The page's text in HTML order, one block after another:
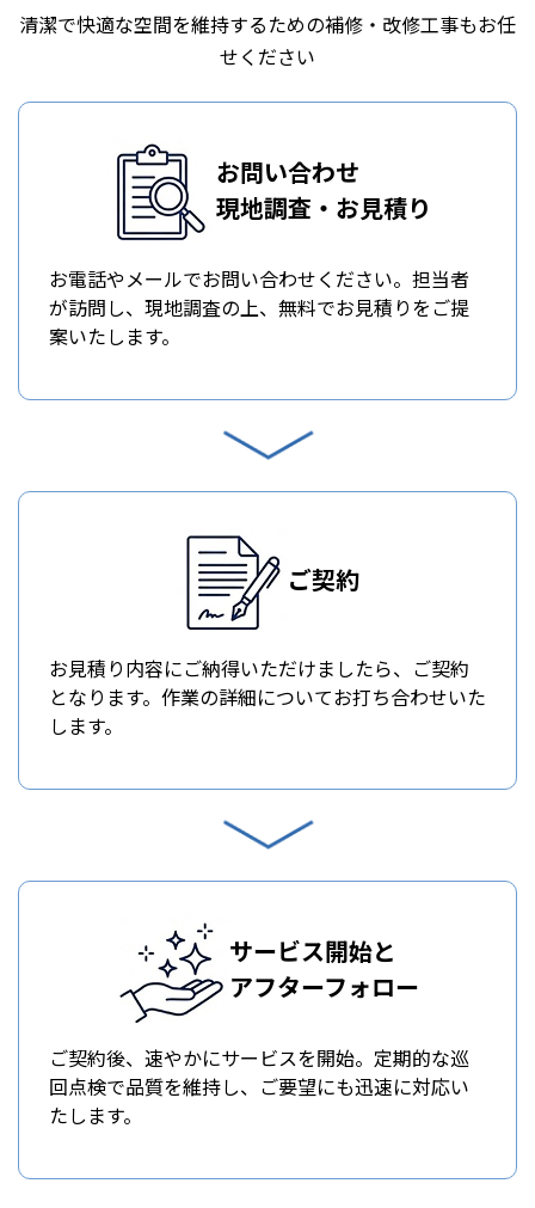
清潔で快適な空間を維持するための補修・改修工事もお任
せください
お問い合わせ
現地調査・お見積り
お電話やメールでお問い合わせください。担当者
が訪問し、現地調査の上、無料でお見積りをご提
案いたします。
ご契約
お見積り内容にご納得いただけましたら、ご契約
となります。作業の詳細についてお打ち合わせいた
します。
サービス開始と
アフターフォロー
ご契約後、速やかにサービスを開始。定期的な巡
回点検で品質を維持し、ご要望にも迅速に対応い
たします。